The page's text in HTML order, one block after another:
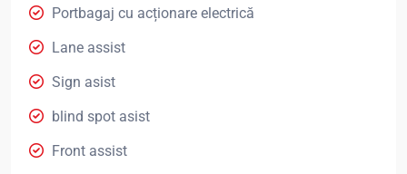
Portbagaj cu acționare electrică
Lane assist
Sign asist
blind spot asist
Front assist